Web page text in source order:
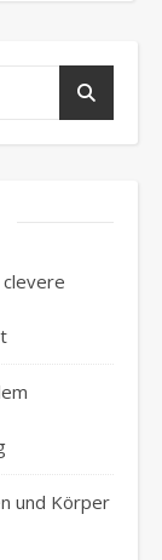
und Körper